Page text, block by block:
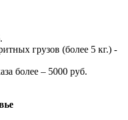
грузов (более 5 кг.) -
более – 5000 руб.